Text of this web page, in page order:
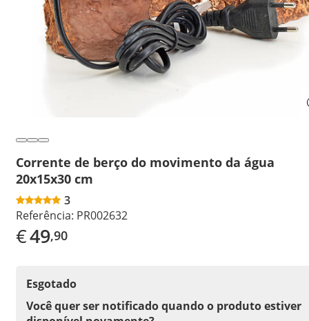
Corrente de berço do movimento da água
20x15x30 cm
3
Referência: PR002632
€49,90
Esgotado
Você quer ser notificado quando o produto estiver